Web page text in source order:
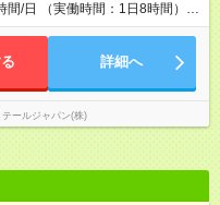
/日 （実働時間：1日8時間）
：15～19：15 ※時間帯は
ートも大切にできる働き方で
詳細へ
ールジャパン(株)